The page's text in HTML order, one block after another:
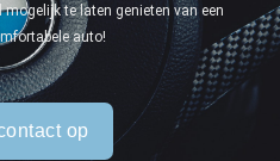
te laten genieten van een
auto!
op